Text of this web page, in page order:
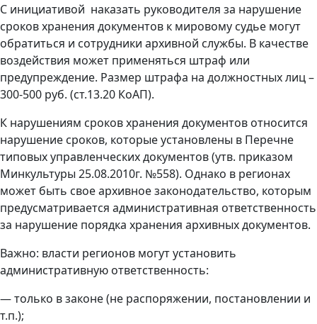
С инициативой наказать руководителя за нарушение
сроков хранения документов к мировому судье могут
обратиться и сотрудники архивной службы. В качестве
воздействия может применяться штраф или
предупреждение. Размер штрафа на должностных лиц –
300-500 руб. (ст.13.20 КоАП).
К нарушениям сроков хранения документов относится
нарушение сроков, которые установлены в Перечне
типовых управленческих документов (утв. приказом
Минкультуры 25.08.2010г. №558). Однако в регионах
может быть свое архивное законодательство, которым
предусматривается административная ответственность
за нарушение порядка хранения архивных документов.
Важно: власти регионов могут установить
административную ответственность:
— только в законе (не распоряжении, постановлении и
т.п.);